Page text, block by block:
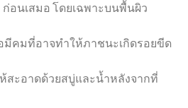
อนเสมอ โดยเฉพาะบนพื้นผิว
มีคมที่อาจทำให้ภาชนะเกิดรอยขีด
สะอาดด้วยสบู่และน้ำหลังจากที่